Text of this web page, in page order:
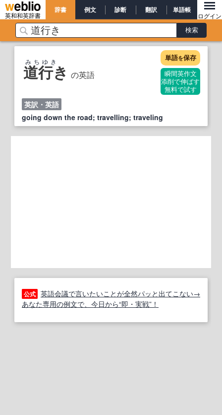
英和和英辞書
辞書 例文 診断 翻訳 単語帳
ログイン
道行き の英語
みちゆき 単語を保存
瞬間英作文
添削で伸ばす
無料で試す
英訳・英語
going down the road; travelling; traveling
公式 英語会議で言いたいことが全然パッと出てこない→
あなた専用の例文で、今日から“即・実戦”！